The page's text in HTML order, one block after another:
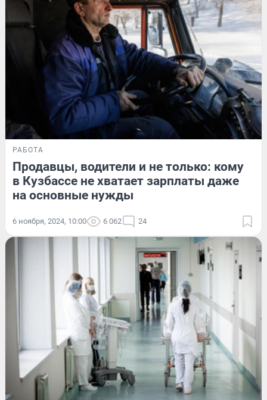
РАБОТА
Продавцы, водители и не только: кому
в Кузбассе не хватает зарплаты даже
на основные нужды
6 ноября, 2024, 10:00 6 062 24